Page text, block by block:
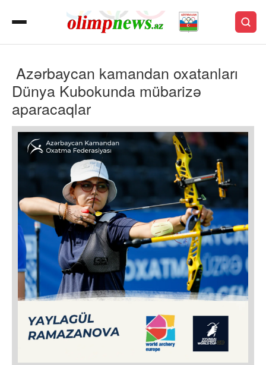
Azərbaycan kamandan oxatanları
Dünya Kubokunda mübarizə
aparacaqlar